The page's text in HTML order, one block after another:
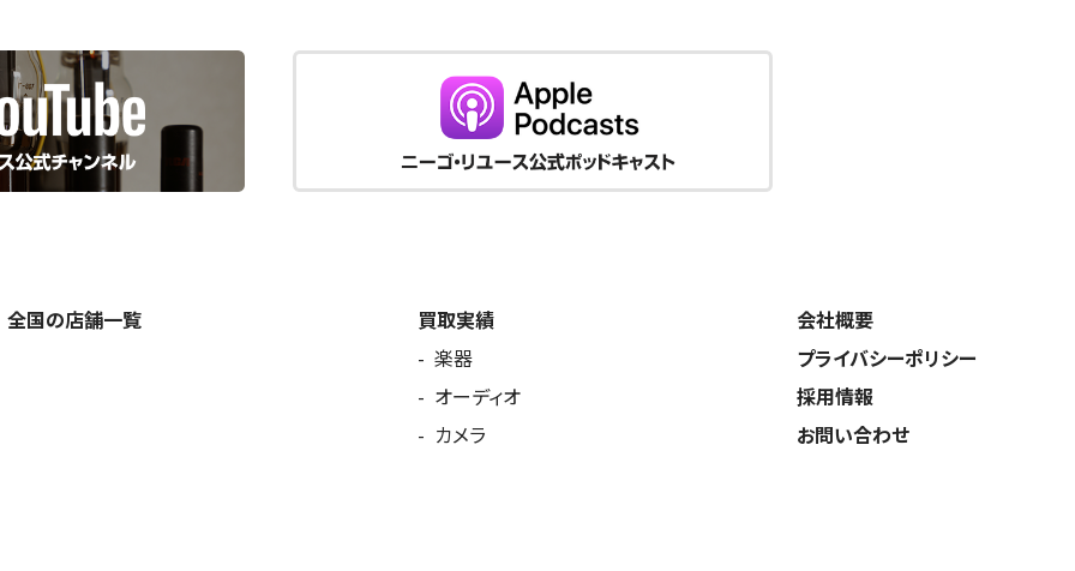
全国の店舗一覧
買取実績
楽器
オーディオ
カメラ
会社概要
プライバシーポリシー
採用情報
お問い合わせ